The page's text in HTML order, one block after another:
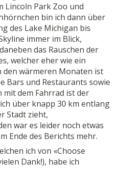
Lincoln Park Zoo und
bin ich dann über
des Lake Michigan bis
immer im Blick,
das Rauschen der
welcher eher wie ein
den wärmeren Monaten ist
Bars und Restaurants sowie
mit dem Fahrrad ist der
über knapp 30 km entlang
Stadt zieht,
war es leider noch etwas
Ende des Berichts mehr.
ich von «Choose
Dank!), habe ich